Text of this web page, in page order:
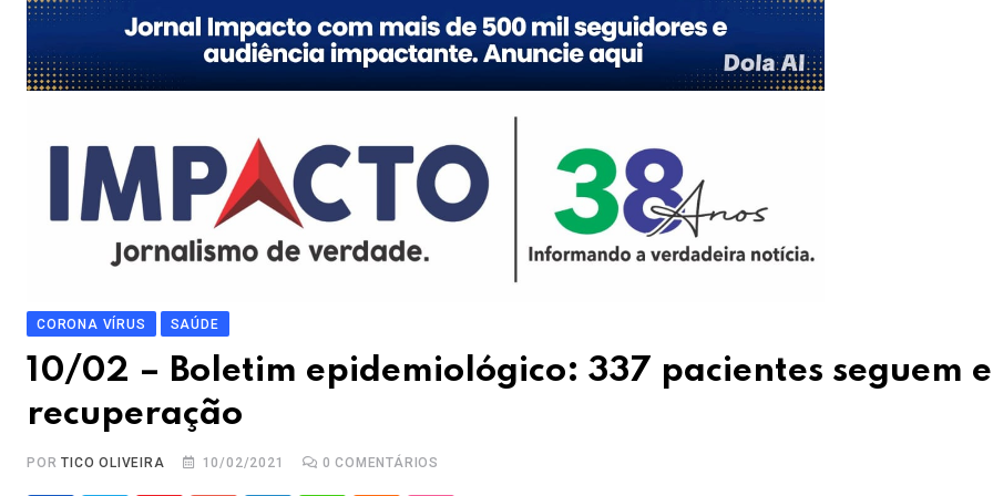
CORONA VÍRUS SAÚDE
10/02 – Boletim epidemiológico: 337 pacientes seguem
recuperação
PORTICO OLIVEIRA 10/02/2021 0 COMENTÁRIOS